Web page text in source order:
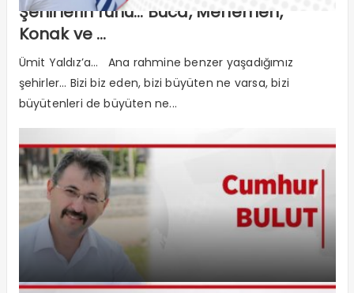
Şehirlerin ruhu… Buca, Menemen,
Konak ve …
Ümit Yaldız’a… Ana rahmine benzer yaşadığımız
şehirler… Bizi biz eden, bizi büyüten ne varsa, bizi
büyütenleri de büyüten ne...